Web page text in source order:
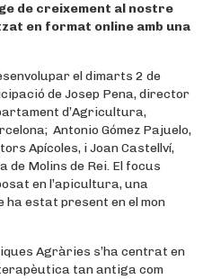
de creixement al nostre
en format online amb una
el dimarts 2 de
de Josep Pena, director
d’Agricultura,
Antonio Gómez Pajuelo,
Apícoles, i Joan Castellví,
Molins de Rei. El focus
en l’apicultura, una
estat present en el mon
Agràries s’ha centrat en
tan antiga com